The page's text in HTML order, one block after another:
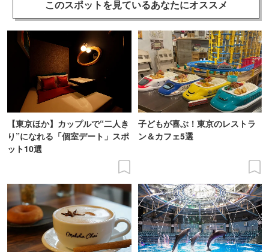
このスポットを見ているあなたにオススメ
【東京ほか】カップルで“二人き
り”になれる「個室デート」スポ
ット10選
子どもが喜ぶ！東京のレストラ
ン＆カフェ5選